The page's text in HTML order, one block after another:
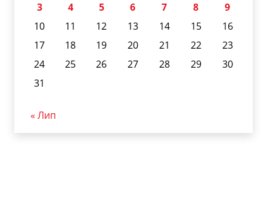
3
4 5 6 7 8
9
10
11 12 13 14 15
16
17
18 19 20 21 22
23
24
25 26 27 28 29
30
31
« Лип